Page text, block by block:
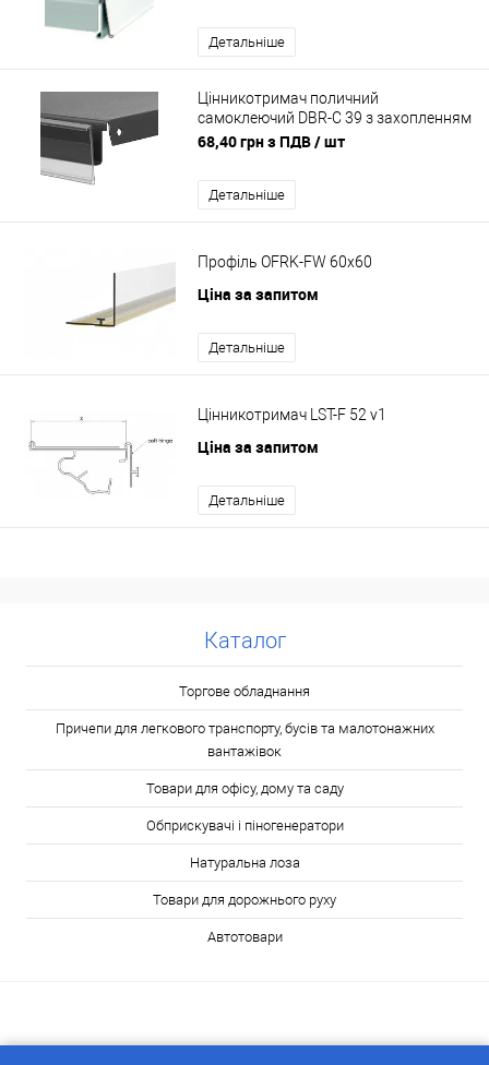
Детальніше
Цінникотримач поличний
самоклеючий DBR-C 39 з захопленням
1.000 мм Ціна до 200 шт
68,40 грн з ПДВ/ шт
Детальніше
Профіль OFRK-FW 60x60
Ціна за запитом
Детальніше
Цінникотримач LST-F 52 v1
Ціна за запитом
Детальніше
Каталог
Торгове обладнання
Причепи для легкового транспорту, бусів та малотонажних
вантажівок
Товари для офісу, дому та саду
Обприскувачі і піногенератори
Натуральна лоза
Товари для дорожнього руху
Автотовари